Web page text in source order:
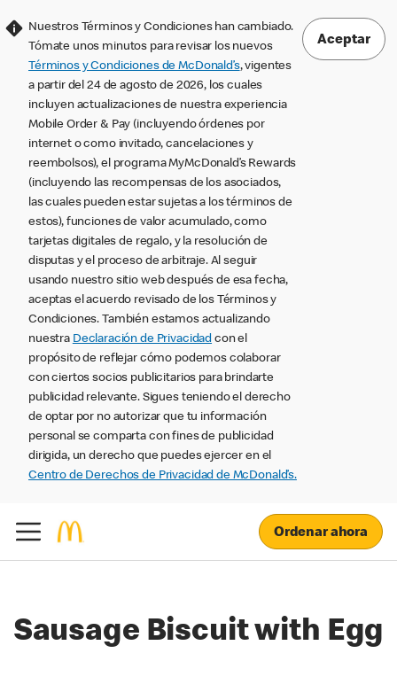
Nuestros Términos y Condiciones han cambiado.
Tómate unos minutos para revisar los nuevos
Términos y Condiciones de McDonald’s, vigentes
a partir del 24 de agosto de 2026, los cuales
incluyen actualizaciones de nuestra experiencia
Mobile Order & Pay (incluyendo órdenes por
internet o como invitado, cancelaciones y
reembolsos), el programa MyMcDonald’s Rewards
(incluyendo las recompensas de los asociados,
las cuales pueden estar sujetas a los términos de
estos), funciones de valor acumulado, como
tarjetas digitales de regalo, y la resolución de
disputas y el proceso de arbitraje. Al seguir
usando nuestro sitio web después de esa fecha,
aceptas el acuerdo revisado de los Términos y
Condiciones. También estamos actualizando
nuestra Declaración de Privacidad con el
propósito de reflejar cómo podemos colaborar
con ciertos socios publicitarios para brindarte
publicidad relevante. Sigues teniendo el derecho
de optar por no autorizar que tu información
personal se comparta con fines de publicidad
dirigida, un derecho que puedes ejercer en el
Centro de Derechos de Privacidad de McDonald’s.
Aceptar
Ordenar ahora
Sausage Biscuit with Egg